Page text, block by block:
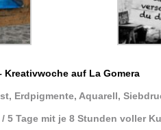
Kreativwoche auf La Gomera
Erdpigmente, Aquarell,
/ 5 Tage mit je 8 Stunden voller